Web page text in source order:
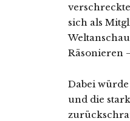
sich als
Räsonieren
Dabei
und die